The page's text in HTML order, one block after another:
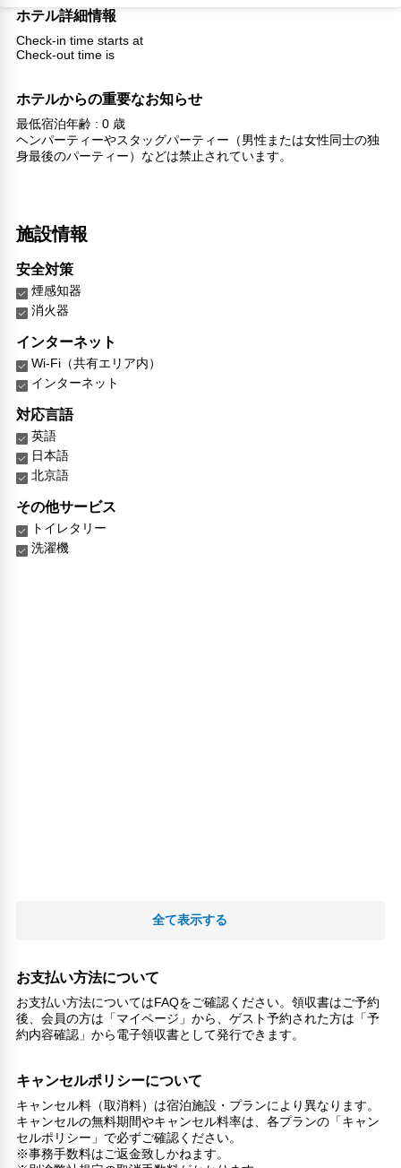
ホテル詳細情報
Check-in time starts at
Check-out time is
ホテルからの重要なお知らせ
最低宿泊年齢 : 0 歳
ヘンパーティーやスタッグパーティー（男性または女性同士の独
身最後のパーティー）などは禁止されています。
施設情報
安全対策
煙感知器
消火器
インターネット
Wi-Fi（共有エリア内）
インターネット
対応言語
英語
日本語
北京語
その他サービス
トイレタリー
洗濯機
全て表示する
お支払い方法について
お支払い方法についてはFAQをご確認ください。領収書はご予約
後、会員の方は「マイページ」から、ゲスト予約された方は「予
約内容確認」から電子領収書として発行できます。
キャンセルポリシーについて
キャンセル料（取消料）は宿泊施設・プランにより異なります。
キャンセルの無料期間やキャンセル料率は、各プランの「キャン
セルポリシー」で必ずご確認ください。
※事務手数料はご返金致しかねます。